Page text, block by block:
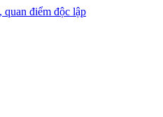
điểm độc lập